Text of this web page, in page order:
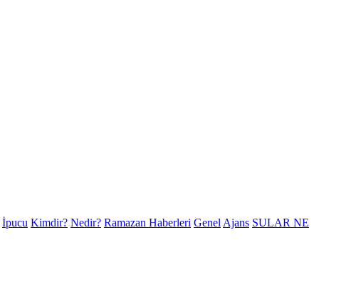
İpucu Kimdir? Nedir? Ramazan Haberleri Genel Ajans SULAR NE